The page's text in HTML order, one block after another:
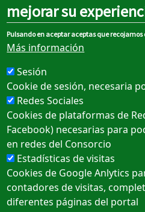
Tweets by ctm_sevilla
Sobre el portal
Aviso legal
Política de cookies
Política de privacidad
Accesibilidad
mejorar su
Pulsando en aceptar aceptas que
Más información
Sesión
Cookie de sesión, necesaria
Redes Sociales
Cookies de plataformas de
Facebook) necesarias para
en redes del Consorcio
Estadísticas de visitas
Cookies de Google Anlytics
contadores de visitas,
diferentes páginas del portal